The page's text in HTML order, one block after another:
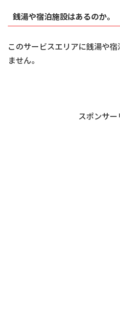
銭湯や宿泊施設はあるのか。
このサービスエリアに銭湯や
ません。
スポンサー